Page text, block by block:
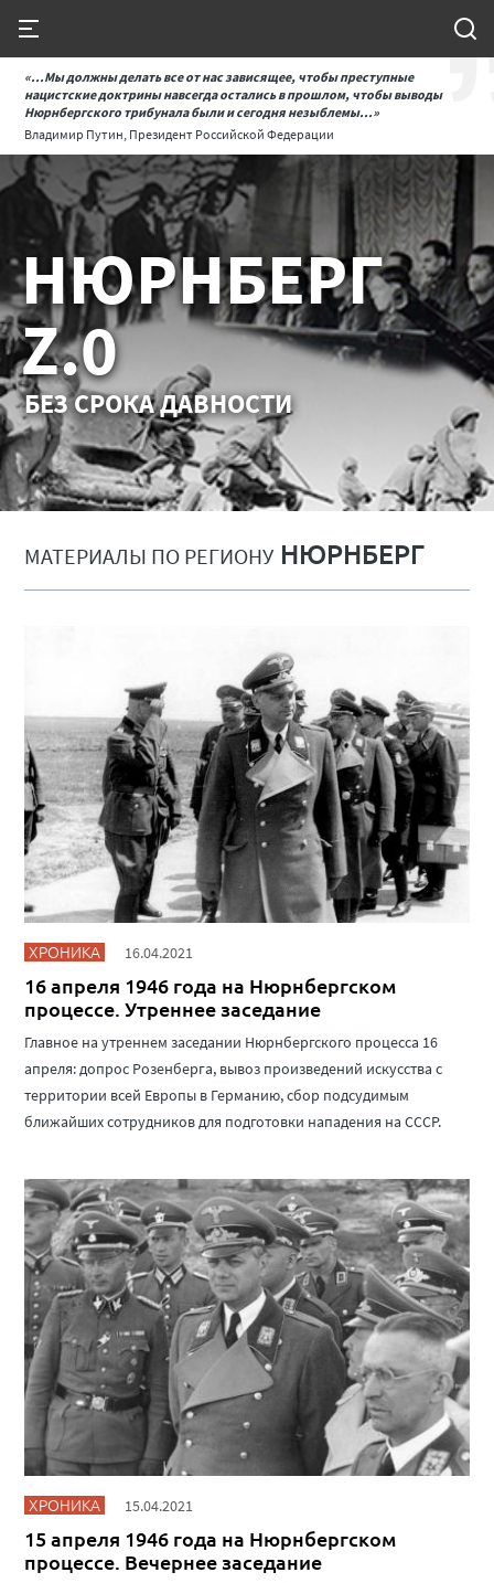
«...Мы должны делать все от нас зависящее, чтобы преступные
нацистские доктрины навсегда остались в прошлом, чтобы выводы
Нюрнбергского трибунала были и сегодня незыблемы...»
Владимир Путин, Президент Российской Федерации
НЮРНБЕРГ
Z.0
БЕЗ СРОКА ДАВНОСТИ
МАТЕРИАЛЫ ПО РЕГИОНУ НЮРНБЕРГ
ХРОНИКА 16.04.2021
16 апреля 1946 года на Нюрнбергском
процессе. Утреннее заседание
Главное на утреннем заседании Нюрнбергского процесса 16
апреля: допрос Розенберга, вывоз произведений искусства с
территории всей Европы в Германию, сбор подсудимым
ближайших сотрудников для подготовки нападения на СССР.
ХРОНИКА 15.04.2021
15 апреля 1946 года на Нюрнбергском
процессе. Вечернее заседание